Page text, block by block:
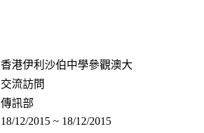
香港伊利沙伯中學參觀澳大
交流訪問
傳訊部
18/12/2015 ~ 18/12/2015